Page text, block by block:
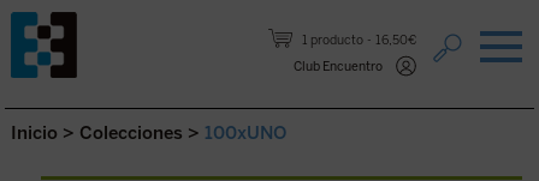
1 producto
16,50€
Club Encuentro
Saltar al contenido.
Inicio > Colecciones > 100xUNO